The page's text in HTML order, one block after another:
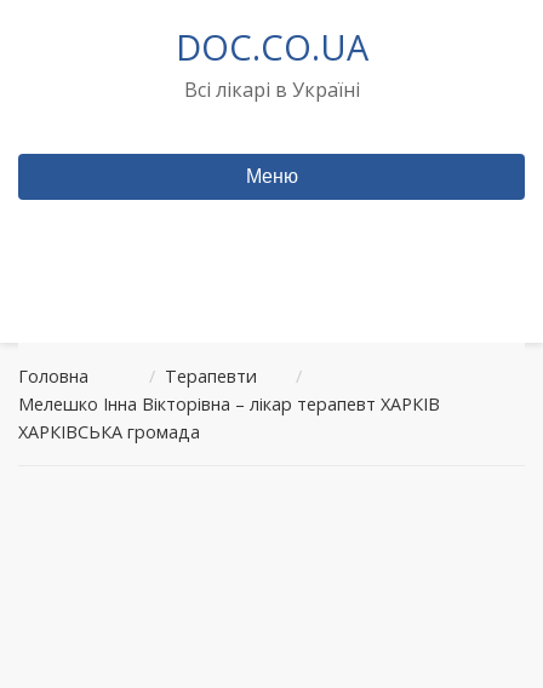
DOC.CO.UA
Всі лікарі в Україні
Меню
Головна / Терапевти
/
Мелешко Інна Вікторівна – лікар терапевт ХАРКІВ
ХАРКІВСЬКА громада